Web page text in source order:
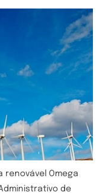
renovável Omega
de